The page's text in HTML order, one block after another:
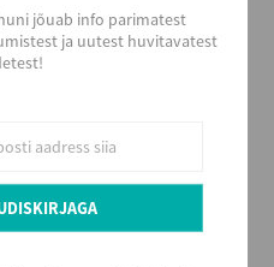
jõuab info parimatest
ja uutest huvitavatest